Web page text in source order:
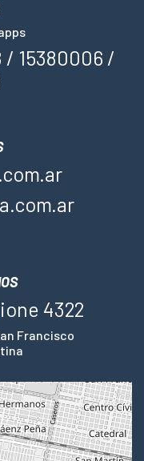
/ 15380006 /
4322
Francisco